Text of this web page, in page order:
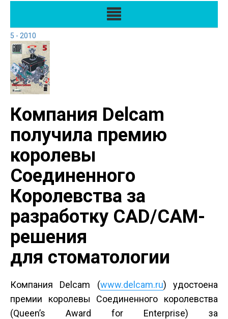
5 - 2010
Компания Delcam
получила премию
королевы
Соединенного
Королевства за
разработку CAD/CAM-
решения
для стоматологии
Компания Delcam (www.delcam.ru) удостоена
премии королевы Соединенного королевства
(Queen’s Award for Enterprise) за